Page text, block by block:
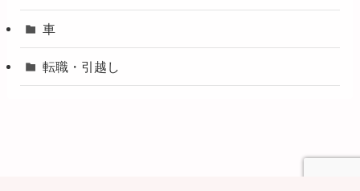
車
転職・引越し